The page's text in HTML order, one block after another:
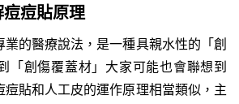
痘貼原理
的醫療說法，是一種具親水性的「創
「創傷覆蓋材」大家可能也會聯想到
痘貼和人工皮的運作原理相當類似，主